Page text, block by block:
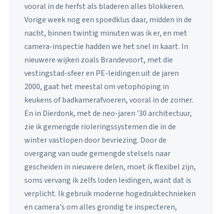
vooral in de herfst als bladeren alles blokkeren.
Vorige week nog een spoedklus daar, midden in de
nacht, binnen twintig minuten was ik er, en met
camera-inspectie hadden we het snel in kaart. In
nieuwere wijken zoals Brandevoort, met die
vestingstad-sfeer en PE-leidingen uit de jaren
2000, gaat het meestal om vetophoping in
keukens of badkamerafvoeren, vooral in de zomer.
En in Dierdonk, met de neo-jaren '30 architectuur,
zie ik gemengde rioleringssystemen die in de
winter vastlopen door bevriezing. Door de
overgang van oude gemengde stelsels naar
gescheiden in nieuwere delen, moet ik flexibel zijn,
soms vervang ik zelfs loden leidingen, want dat is
verplicht. Ik gebruik moderne hogedruktechnieken
en camera's om alles grondig te inspecteren,